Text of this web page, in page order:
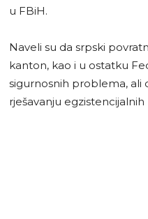
u FBiH.
Naveli su da srpski
kanton, kao i u ostatku
sigurnosnih problema, ali
rješavanju